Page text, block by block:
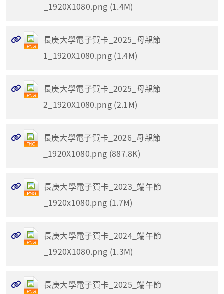
_1920X1080.png (1.4M)
長庚大學電子賀卡_2025_母親節
1_1920X1080.png (1.4M)
長庚大學電子賀卡_2025_母親節
2_1920X1080.png (2.1M)
長庚大學電子賀卡_2026_母親節
_1920X1080.png (887.8K)
長庚大學電子賀卡_2023_端午節
_1920x1080.png (1.7M)
長庚大學電子賀卡_2024_端午節
_1920X1080.png (1.3M)
長庚大學電子賀卡_2025_端午節